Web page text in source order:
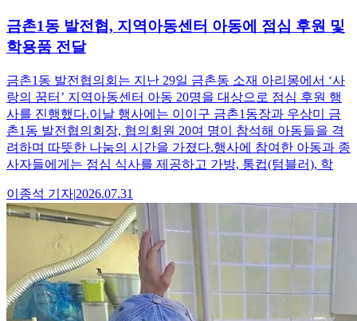
금촌1동 발전협, 지역아동센터 아동에 점심 후원 및
학용품 전달
금촌1동 발전협의회는 지난 29일 금촌동 소재 아리몽에서 ‘사
랑의 꿈터’ 지역아동센터 아동 20명을 대상으로 점심 후원 행
사를 진행했다.이날 행사에는 이이구 금촌1동장과 우상미 금
촌1동 발전협의회장, 협의회원 20여 명이 참석해 아동들을 격
려하며 따뜻한 나눔의 시간을 가졌다.행사에 참여한 아동과 종
사자들에게는 점심 식사를 제공하고 가방, 통컵(텀블러), 학
이종석 기자|2026.07.31